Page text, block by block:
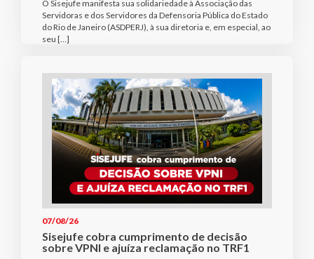
O Sisejufe manifesta sua solidariedade à Associação das
Servidoras e dos Servidores da Defensoria Pública do Estado
do Rio de Janeiro (ASDPERJ), à sua diretoria e, em especial, ao
seu […]
07/08/26
Sisejufe cobra cumprimento de decisão
sobre VPNI e ajuíza reclamação no TRF1